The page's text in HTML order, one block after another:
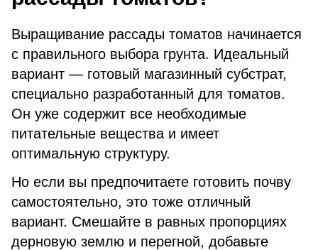
Выращивание рассады томатов начинается
с правильного выбора грунта. Идеальный
вариант — готовый магазинный субстрат,
специально разработанный для томатов.
Он уже содержит все необходимые
питательные вещества и имеет
оптимальную структуру.
Но если вы предпочитаете готовить почву
самостоятельно, это тоже отличный
вариант. Смешайте в равных пропорциях
дерновую землю и перегной, добавьте